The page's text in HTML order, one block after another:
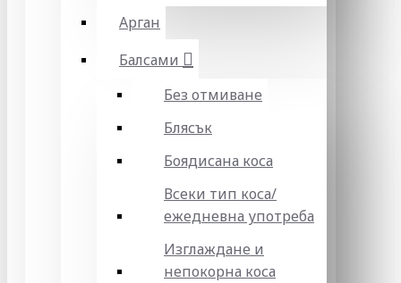
Арган
Балсами
Без отмиване
Блясък
Боядисана коса
Всеки тип коса/
ежедневна употреба
Изглаждане и
непокорна коса